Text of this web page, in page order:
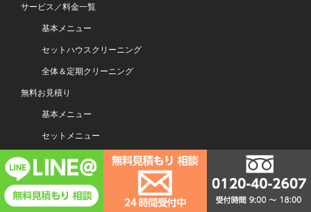
サービス／料金一覧
基本メニュー
セットハウスクリーニング
全体＆定期クリーニング
無料お見積り
基本メニュー
セットメニュー
お見積り/全体クリーニング
お見積り/定期クリーニング
ご利用ガイド